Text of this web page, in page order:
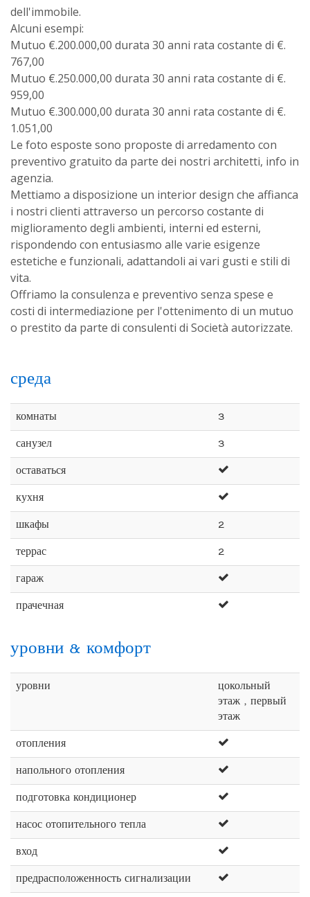
dell'immobile.
Alcuni esempi:
Mutuo €.200.000,00 durata 30 anni rata costante di €.
767,00
Mutuo €.250.000,00 durata 30 anni rata costante di €.
959,00
Mutuo €.300.000,00 durata 30 anni rata costante di €.
1.051,00
Le foto esposte sono proposte di arredamento con
preventivo gratuito da parte dei nostri architetti, info in
agenzia.
Mettiamo a disposizione un interior design che affianca
i nostri clienti attraverso un percorso costante di
miglioramento degli ambienti, interni ed esterni,
rispondendo con entusiasmo alle varie esigenze
estetiche e funzionali, adattandoli ai vari gusti e stili di
vita.
Offriamo la consulenza e preventivo senza spese e
costi di intermediazione per l'ottenimento di un mutuo
o prestito da parte di consulenti di Società autorizzate.
среда
комнаты 3
санузел 3
оставаться
кухня
шкафы 2
террас 2
гараж
прачечная
уровни & комфорт
уровни цокольный
этаж , первый
этаж
отопления
напольного отопления
подготовка кондиционер
насос отопительного тепла
вход
предрасположенность сигнализации